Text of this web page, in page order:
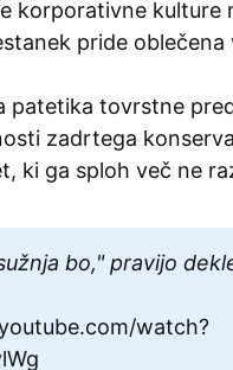
korporativne kulture
pride oblečena
patetika tovrstne
zadrtega
ki ga sploh več ne
bo," pravijo
watch?